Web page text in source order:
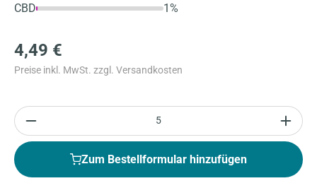
CBD
1%
4,49 €
Preise inkl. MwSt. zzgl. Versandkosten
Anzahl
Zum Bestellformular hinzufügen